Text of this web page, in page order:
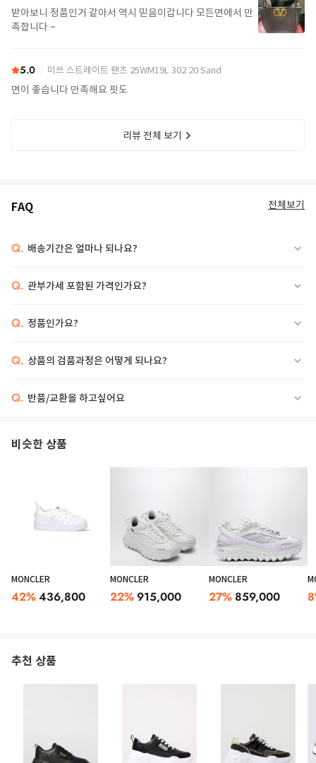
받아보니 정품인거 같아서 역시 믿음이갑니다 모든면에서 만
족합니다 ~
5.0 미쓰 스트레이트 팬츠 25WM19L 302 20 Sand
면이 좋습니다 만족해요 핏도
리뷰 전체 보기
FAQ 전체보기
Q. 배송기간은 얼마나 되나요?
Q. 관부가세 포함된 가격인가요?
Q. 정품인가요?
Q. 상품의 검품과정은 어떻게 되나요?
Q. 반품/교환을 하고싶어요
비슷한 상품
MONCLER
42%436,800
MONCLER
22%915,000
MONCLER
27%859,000 8
추천 상품